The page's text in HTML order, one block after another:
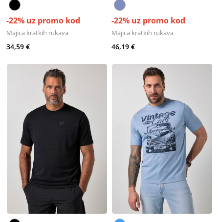
-22% uz promo kod
Majica kratkih rukava
34,59 €
-22% uz promo kod
Majica kratkih rukava
46,19 €